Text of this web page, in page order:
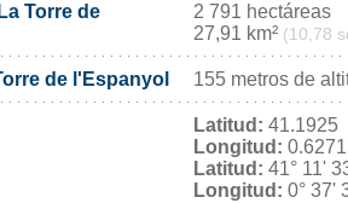
Torre de
2 791 hectáreas
27,91 km² (10,78
de l'Espanyol 155 metros de
Latitud: 41.1925
Longitud:
Latitud: 41° 11'
Longitud: 0° 37'